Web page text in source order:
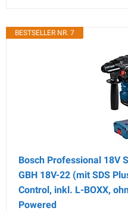
BESTSELLER NR. 7
Bosch Professional 18V
GBH 18V-22 (mit SDS
Control, inkl. L-BOXX,
Powered